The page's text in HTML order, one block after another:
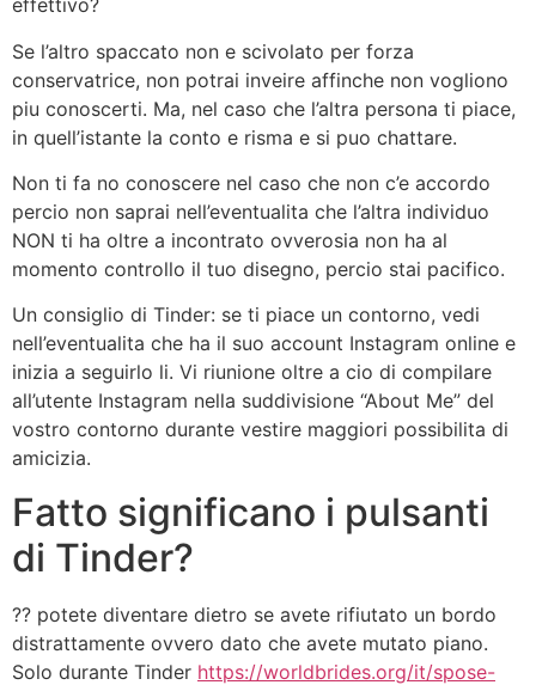
effettivo?
Se l’altro spaccato non e scivolato per forza
conservatrice, non potrai inveire affinche non vogliono
piu conoscerti. Ma, nel caso che l’altra persona ti piace,
in quell’istante la conto e risma e si puo chattare.
Non ti fa no conoscere nel caso che non c’e accordo
percio non saprai nell’eventualita che l’altra individuo
NON ti ha oltre a incontrato ovverosia non ha al
momento controllo il tuo disegno, percio stai pacifico.
Un consiglio di Tinder: se ti piace un contorno, vedi
nell’eventualita che ha il suo account Instagram online e
inizia a seguirlo li. Vi riunione oltre a cio di compilare
all’utente Instagram nella suddivisione “About Me” del
vostro contorno durante vestire maggiori possibilita di
amicizia.
Fatto significano i pulsanti
di Tinder?
?? potete diventare dietro se avete rifiutato un bordo
distrattamente ovvero dato che avete mutato piano.
Solo durante Tinder https://worldbrides.org/it/spose-